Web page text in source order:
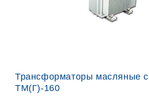
Трансформаторы масляные
ТМ(Г)-160